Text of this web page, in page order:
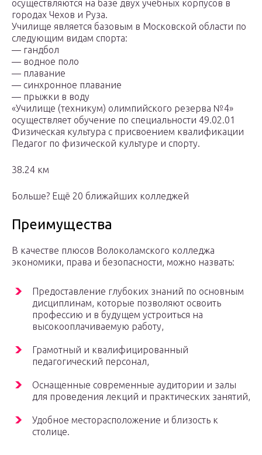
осуществляются на базе двух учебных корпусов в
городах Чехов и Руза.
Училище является базовым в Московской области по
следующим видам спорта:
— гандбол
— водное поло
— плавание
— синхронное плавание
— прыжки в воду
«Училище (техникум) олимпийского резерва №4»
осуществляет обучение по специальности 49.02.01
Физическая культура с присвоением квалификации
Педагог по физической культуре и спорту.
38.24 км
Больше? Ещё 20 ближайших колледжей
Преимущества
В качестве плюсов Волоколамского колледжа
экономики, права и безопасности, можно назвать:
Предоставление глубоких знаний по основным
дисциплинам, которые позволяют освоить
профессию и в будущем устроиться на
высокооплачиваемую работу,
Грамотный и квалифицированный
педагогический персонал,
Оснащенные современные аудитории и залы
для проведения лекций и практических занятий,
Удобное месторасположение и близость к
столице.